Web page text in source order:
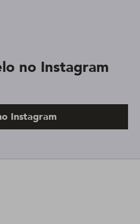
no Instagram
Instagram